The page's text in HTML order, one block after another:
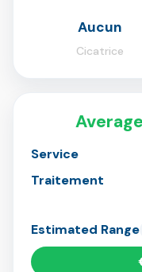
Aucun
Cicatrice
Service
Traitement
Estimated Range